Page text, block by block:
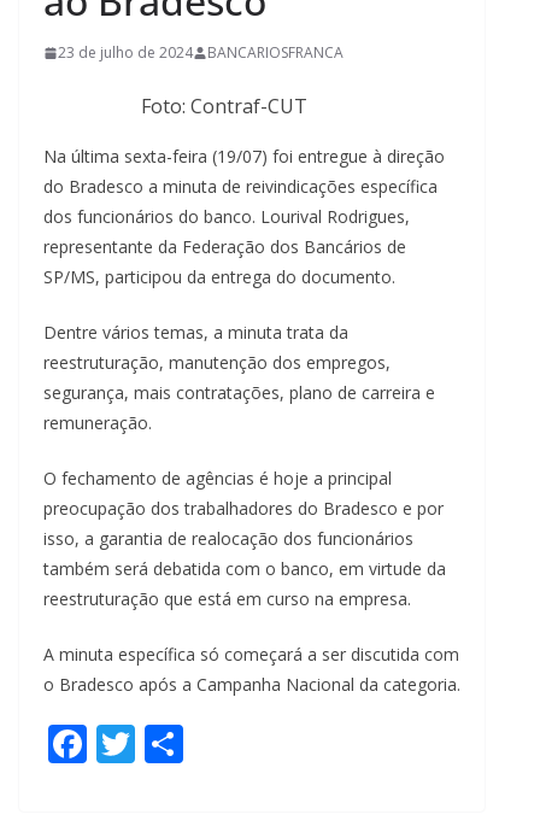
23 de julho de 2024 BANCARIOSFRANCA
Foto: Contraf-CUT
Na última sexta-feira (19/07) foi entregue à direção
do Bradesco a minuta de reivindicações específica
dos funcionários do banco. Lourival Rodrigues,
representante da Federação dos Bancários de
SP/MS, participou da entrega do documento.
Dentre vários temas, a minuta trata da
reestruturação, manutenção dos empregos,
segurança, mais contratações, plano de carreira e
remuneração.
O fechamento de agências é hoje a principal
preocupação dos trabalhadores do Bradesco e por
isso, a garantia de realocação dos funcionários
também será debatida com o banco, em virtude da
reestruturação que está em curso na empresa.
A minuta específica só começará a ser discutida com
o Bradesco após a Campanha Nacional da categoria.
F T